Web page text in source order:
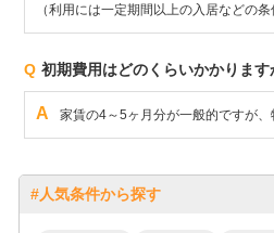
（利用には一定期間以上の入居などの条
Q 初期費用はどのくらいかかります
A 家賃の4～5ヶ月分が一般的ですが、
#人気条件から探す